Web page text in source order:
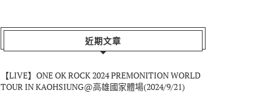
近期文章
【LIVE】ONE OK ROCK 2024 PREMONITION WORLD
TOUR IN KAOHSIUNG@高雄國家體場(2024/9/21)